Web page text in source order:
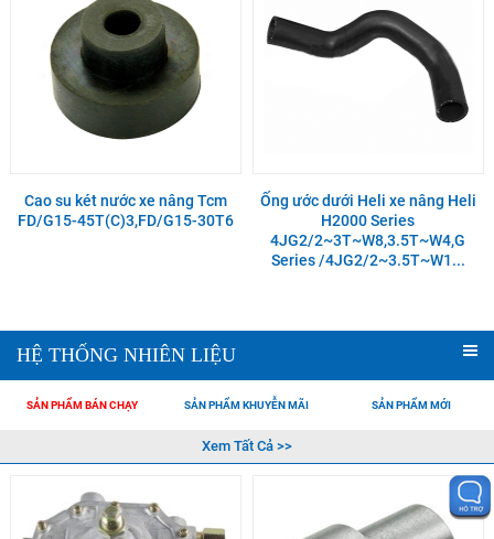
Cao su két nước xe nâng Tcm
FD/G15-45T(C)3,FD/G15-30T6
Ống ước dưới Heli xe nâng Heli
H2000 Series
4JG2/2~3T~W8,3.5T~W4,G
Series /4JG2/2~3.5T~W1...
HỆ THỐNG NHIÊN LIỆU
SẢN PHẨM BÁN CHẠY SẢN PHẨM KHUYỄN MÃI SẢN PHẨM MỚI
Xem Tất Cả >>